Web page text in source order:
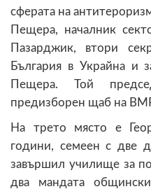
сферата на
Пещера, началник
Пазарджик, втори
България в Украйна и
Пещера. Той
предизборен щаб на
На трето място е
години, семеен с две
завършил училище за
два мандата